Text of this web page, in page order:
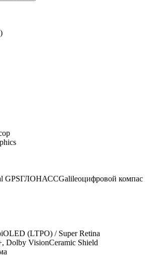
GPSГЛОНАССGalileoцифровой компас
(LTPO) / Super Retina
Dolby VisionCeramic Shield